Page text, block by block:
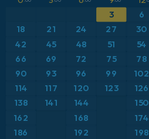
Brazylia
Europa
Grecja
Hiszpania
Islandia
Opady, chmury i ciśnienie
Pokrywa śnieżna
Porywy wiatru
Punkt rosy na 2 m
Suma opadów
3 6
18
21 24 27 30
42 45 48 51 54
66
69 72 75 78
90 93 96 99 102
114 117 120 123 126
138 141 144 150
162
168 174
186
192 198